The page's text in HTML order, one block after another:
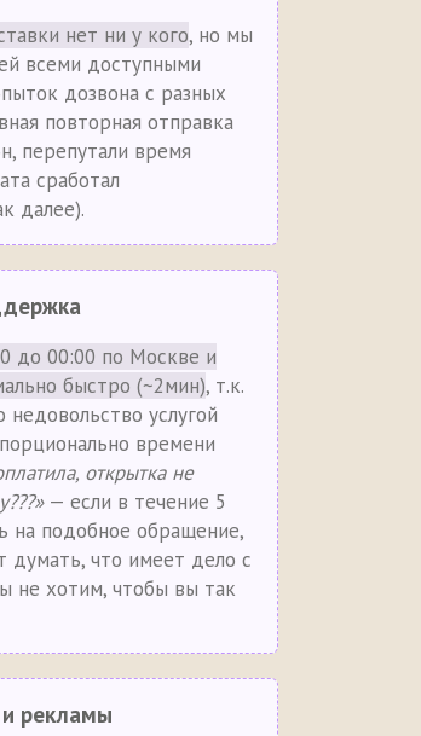
нет ни у кого, но мы
всеми доступными
дозвона с разных
повторная отправка
перепутали время
сработал
далее).
до 00:00 по Москве и
быстро (~2мин), т.к.
недовольство услугой
времени
открытка не
— если в течение 5
на подобное обращение,
думать, что имеет дело с
не хотим, чтобы вы так
рекламы